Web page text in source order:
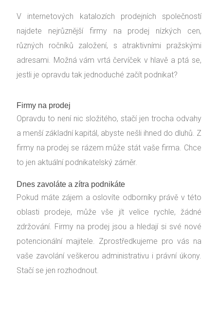
V internetových katalozích prodejních společností
najdete nejrůznější firmy na prodej nízkých cen,
různých ročníků založení, s atraktivními pražskými
adresami. Možná vám vrtá červíček v hlavě a ptá se,
jestli je opravdu tak jednoduché začít podnikat?
Firmy na prodej
Opravdu to není nic složitého, stačí jen trocha odvahy
a menší základní kapitál, abyste nešli ihned do dluhů. Z
firmy na prodej se rázem může stát vaše firma. Chce
to jen aktuální podnikatelský záměr.
Dnes zavoláte a zítra podnikáte
Pokud máte zájem a oslovíte odborníky právě v této
oblasti prodeje, může vše jít velice rychle, žádné
zdržování. Firmy na prodej jsou a hledají si své nové
potencionální majitele. Zprostředkujeme pro vás na
vaše zavolání veškerou administrativu i právní úkony.
Stačí se jen rozhodnout.